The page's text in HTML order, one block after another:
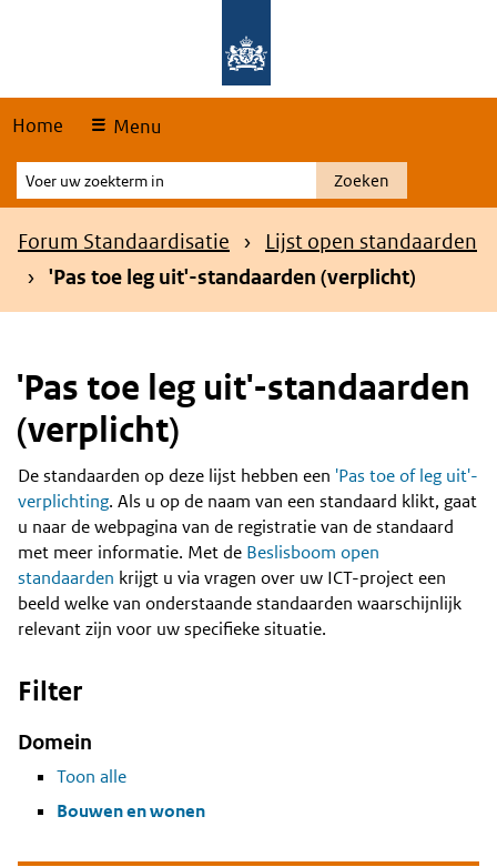
Home Menu
Voer
uw
zoekterm
Zoeken
Kruimelpad
Forum Standaardisatie
Lijst open standaarden
'Pas toe leg uit'-standaarden (verplicht)
'Pas toe leg uit'-standaarden
(verplicht)
Content
De standaarden op deze lijst hebben een 'Pas toe of leg uit'-
verplichting. Als u op de naam van een standaard klikt, gaat
u naar de webpagina van de registratie van de standaard
met meer informatie. Met de Beslisboom open
standaarden krijgt u via vragen over uw ICT-project een
beeld welke van onderstaande standaarden waarschijnlijk
relevant zijn voor uw specifieke situatie.
Filter
Domein
Toon alle
Bouwen en wonen